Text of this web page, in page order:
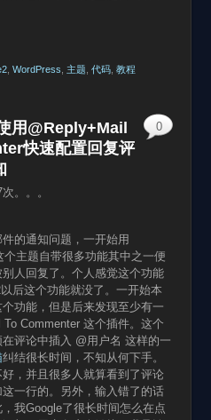
, WordPress, 主题, 代码, 教程
用@Reply+Mail
快速配置回复评
。。。
的通知问题，一开始用
主题自带很多功能其中之一便
人回复了。个人感觉这个功能
后这个功能就没了。一开始本
功能，但是后来发现至少有一
Commenter 这个插件。这个
评论中插入 @用户名 这样的一
纠结很长时间，不知从何下手。
，并且很多人就算看到了评论
一行的。另外，输入错了的话
我Google了很长时间怎么在点
0